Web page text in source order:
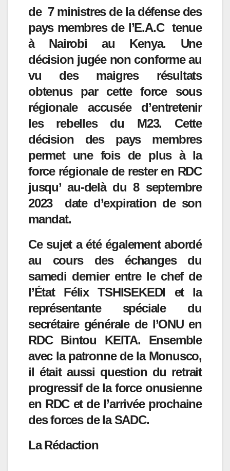
de 7 ministres de la défense des
pays membres de l’E.A.C tenue
à Nairobi au Kenya. Une
décision jugée non conforme au
vu des maigres résultats
obtenus par cette force sous
régionale accusée d’entretenir
les rebelles du M23. Cette
décision des pays membres
permet une fois de plus à la
force régionale de rester en RDC
jusqu’ au-delà du 8 septembre
2023 date d’expiration de son
mandat.
Ce sujet a été également abordé
au cours des échanges du
samedi dernier entre le chef de
l’État Félix TSHISEKEDI et la
représentante spéciale du
secrétaire générale de l’ONU en
RDC Bintou KEITA. Ensemble
avec la patronne de la Monusco,
il était aussi question du retrait
progressif de la force onusienne
en RDC et de l’arrivée prochaine
des forces de la SADC.
La Rédaction